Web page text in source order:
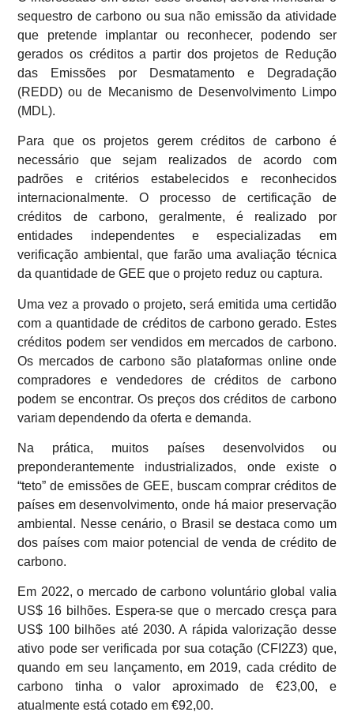
sequestro de carbono ou sua não emissão da atividade
que pretende implantar ou reconhecer, podendo ser
gerados os créditos a partir dos projetos de Redução
das Emissões por Desmatamento e Degradação
(REDD) ou de Mecanismo de Desenvolvimento Limpo
(MDL).
Para que os projetos gerem créditos de carbono é
necessário que sejam realizados de acordo com
padrões e critérios estabelecidos e reconhecidos
internacionalmente. O processo de certificação de
créditos de carbono, geralmente, é realizado por
entidades independentes e especializadas em
verificação ambiental, que farão uma avaliação técnica
da quantidade de GEE que o projeto reduz ou captura.
Uma vez a provado o projeto, será emitida uma certidão
com a quantidade de créditos de carbono gerado. Estes
créditos podem ser vendidos em mercados de carbono.
Os mercados de carbono são plataformas online onde
compradores e vendedores de créditos de carbono
podem se encontrar. Os preços dos créditos de carbono
variam dependendo da oferta e demanda.
Na prática, muitos países desenvolvidos ou
preponderantemente industrializados, onde existe o
“teto” de emissões de GEE, buscam comprar créditos de
países em desenvolvimento, onde há maior preservação
ambiental. Nesse cenário, o Brasil se destaca como um
dos países com maior potencial de venda de crédito de
carbono.
Em 2022, o mercado de carbono voluntário global valia
US$ 16 bilhões. Espera-se que o mercado cresça para
US$ 100 bilhões até 2030. A rápida valorização desse
ativo pode ser verificada por sua cotação (CFI2Z3) que,
quando em seu lançamento, em 2019, cada crédito de
carbono tinha o valor aproximado de €23,00, e
atualmente está cotado em €92,00.